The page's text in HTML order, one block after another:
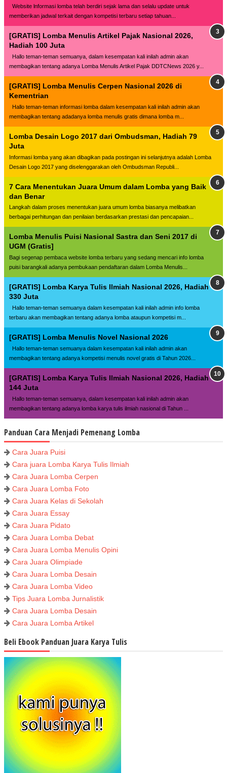
Website lnformasi lomba telah berdiri sejak lama dan selalu update untuk
memberikan jadwal terkait dengan kompetisi terbaru setiap tahuan...
[GRATIS] Lomba Menulis Artikel Pajak Nasional 2026,
Hadiah 100 Juta
Hallo teman-teman semuanya, dalam kesempatan kali inilah admin akan
membagikan tentang adanya Lomba Menulis Artikel Pajak DDTCNews 2026 y...
[GRATIS] Lomba Menulis Cerpen Nasional 2026 di
Kementrian
Hallo teman-teman informasi lomba dalam kesempatan kali inilah admin akan
membagikan tentang adadanya lomba menulis gratis dimana lomba m...
Lomba Desain Logo 2017 dari Ombudsman, Hadiah 79
Juta
Informasi lomba yang akan dibagikan pada postingan ini selanjutnya adalah Lomba
Desain Logo 2017 yang diselenggarakan oleh Ombudsman Republi...
7 Cara Menentukan Juara Umum dalam Lomba yang Baik
dan Benar
Langkah dalam proses menentukan juara umum lomba biasanya melibatkan
berbagai perhitungan dan penilaian berdasarkan prestasi dan pencapaian...
Lomba Menulis Puisi Nasional Sastra dan Seni 2017 di
UGM (Gratis]
Bagi segenap pembaca website lomba terbaru yang sedang mencari info lomba
puisi barangkali adanya pembukaan pendaftaran dalam Lomba Menulis...
[GRATIS] Lomba Karya Tulis Ilmiah Nasional 2026, Hadiah
330 Juta
Hallo teman-teman semuanya dalam kesempatan kali inilah admin info lomba
terbaru akan membagikan tentang adanya lomba ataupun kompetisi m...
[GRATIS] Lomba Menulis Novel Nasional 2026
Hallo teman-teman semuanya dalam kesempatan kali inilah admin akan
membagikan tentang adanya kompetisi menulis novel gratis di Tahun 2026...
[GRATIS] Lomba Karya Tulis Ilmiah Nasional 2026, Hadiah
144 Juta
Hallo teman-teman semuanya, dalam kesempatan kali inilah admin akan
membagikan tentang adanya lomba karya tulis ilmiah nasional di Tahun ...
Panduan Cara Menjadi Pemenang Lomba
Cara Juara Puisi
Cara juara Lomba Karya Tulis Ilmiah
Cara Juara Lomba Cerpen
Cara Juara Lomba Foto
Cara Juara Kelas di Sekolah
Cara Juara Essay
Cara Juara Pidato
Cara Juara Lomba Debat
Cara Juara Lomba Menulis Opini
Cara Juara Olimpiade
Cara Juara Lomba Desain
Cara Juara Lomba Video
Tips Juara Lomba Jurnalistik
Cara Juara Lomba Desain
Cara Juara Lomba Artikel
Beli Ebook Panduan Juara Karya Tulis